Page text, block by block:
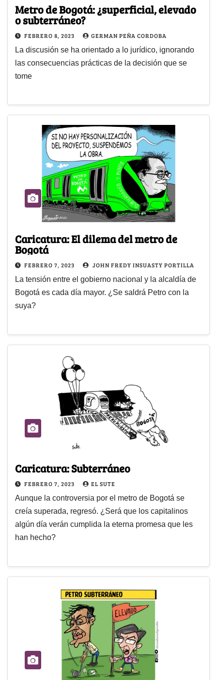
Metro de Bogotá: ¿superficial, elevado
o subterráneo?
FEBRERO 8, 2023 GERMAN PEÑA CORDOBA
La discusión se ha orientado a lo jurídico, ignorando
las consecuencias prácticas de la decisión que se
tome
Caricatura: El dilema del metro de
Bogotá
FEBRERO 7, 2023 JOHN FREDY INSUASTY PORTILLA
La tensión entre el gobierno nacional y la alcaldía de
Bogotá es cada día mayor. ¿Se saldrá Petro con la
suya?
Caricatura: Subterráneo
FEBRERO 7, 2023 EL SUTE
Aunque la controversia por el metro de Bogotá se
creía superada, regresó. ¿Será que los capitalinos
algún día verán cumplida la eterna promesa que les
han hecho?